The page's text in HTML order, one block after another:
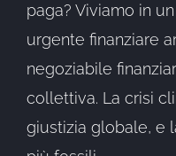
paga? Viviamo in
urgente finanziare
negoziabile
collettiva. La crisi
giustizia globale, e